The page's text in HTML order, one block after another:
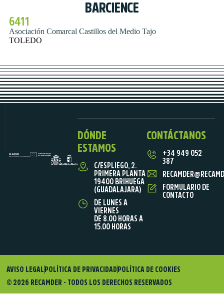
BARCIENCE
6411
Asociación Comarcal Castillos del Medio Tajo
TOLEDO
DÓNDE
ESTAMOS
C/ESPLIEGO, 2.
PRIMERA PLANTA
19400 BRIHUEGA
(GUADALAJARA)
DE LUNES A
VIERNES
DE 8.00 HORAS A
15.00 HORAS
CONTÁCTANOS
+34 949 052
387
FORMULARIO DE
CONTACTO
© 2026 RECAMDER - TODOS LOS DERECHOS RESERVADOS
AVISO LEGAL POLÍTICA DE PRIVACIDAD POLÍTICA DE COOKIES